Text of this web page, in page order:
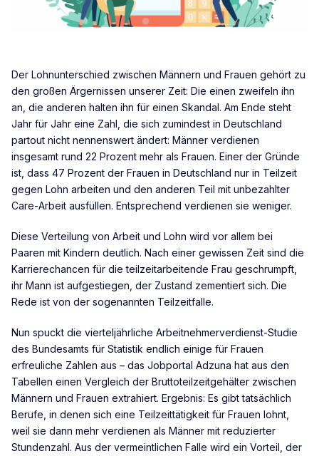
Der Lohnunterschied zwischen Männern und Frauen gehört zu
den großen Ärgernissen unserer Zeit: Die einen zweifeln ihn
an, die anderen halten ihn für einen Skandal. Am Ende steht
Jahr für Jahr eine Zahl, die sich zumindest in Deutschland
partout nicht nennenswert ändert: Männer verdienen
insgesamt rund 22 Prozent mehr als Frauen. Einer der Gründe
ist, dass 47 Prozent der Frauen in Deutschland nur in Teilzeit
gegen Lohn arbeiten und den anderen Teil mit unbezahlter
Care-Arbeit ausfüllen. Entsprechend verdienen sie weniger.
Diese Verteilung von Arbeit und Lohn wird vor allem bei
Paaren mit Kindern deutlich. Nach einer gewissen Zeit sind die
Karrierechancen für die teilzeitarbeitende Frau geschrumpft,
ihr Mann ist aufgestiegen, der Zustand zementiert sich. Die
Rede ist von der sogenannten Teilzeitfalle.
Nun spuckt die vierteljährliche Arbeitnehmerverdienst-Studie
des Bundesamts für Statistik endlich einige für Frauen
erfreuliche Zahlen aus – das Jobportal Adzuna hat aus den
Tabellen einen Vergleich der Bruttoteilzeitgehälter zwischen
Männern und Frauen extrahiert. Ergebnis: Es gibt tatsächlich
Berufe, in denen sich eine Teilzeittätigkeit für Frauen lohnt,
weil sie dann mehr verdienen als Männer mit reduzierter
Stundenzahl. Aus der vermeintlichen Falle wird ein Vorteil, der